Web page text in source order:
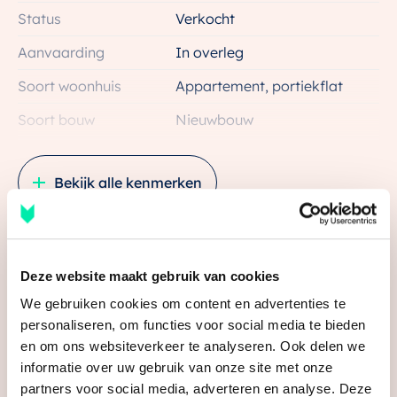
Deze website maakt gebruik van cookies
We gebruiken cookies om content en advertenties te
personaliseren, om functies voor social media te bieden
en om ons websiteverkeer te analyseren. Ook delen we
informatie over uw gebruik van onze site met onze
partners voor social media, adverteren en analyse. Deze
duurzaamheid en gezondheid als uitgangspunten,
gezond samenleven.
het Werkspoorkwartier. Auto’s zijn uit het zicht, je
woning is gelegen dicht bij het Cartesius park en je
wandelt of fietst zo naar de binnenstad. Er komt een
Andere voordelen van wonen in Nosara:
– De energie voor warm tapwater en verwarming
wordt opgewekt door middel van een collectieve
bodemenergiebron en het complex is voorzien van
Status
Verkocht
Aanvaarding
In overleg
Soort woonhuis
Appartement, portiekflat
Soort bouw
Nieuwbouw
Bouwjaar
2025
Ligging
In woonwijk
Oppervlakten en inhoud
Wonen
98 m²
Gebouwgebonden Buitenruimte
8 m²
Inhoud
Indeling
Bekijk alle kenmerken
Media